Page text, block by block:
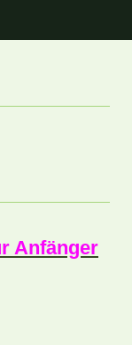
Anfänger